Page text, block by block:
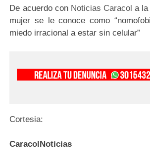
De acuerdo con Noticias Caracol a la
mujer se le conoce como
miedo irracional a estar sin celular”
Cortesia:
CaracolNoticias